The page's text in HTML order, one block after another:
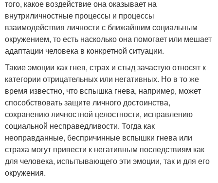
того, какое воздействие она оказывает на
внутриличностные процессы и процессы
взаимодействия личности с ближайшим социальным
окружением, то есть насколько она помогает или мешает
адаптации человека в конкретной ситуации.
Такие эмоции как гнев, страх и стыд зачастую относят к
категории отрицательных или негативных. Но в то же
время известно, что вспышка гнева, например, может
способствовать защите личного достоинства,
сохранению личностной целостности, исправлению
социальной несправедливости. Тогда как
неоправданные, беспричинные вспышки гнева или
страха могут привести к негативным последствиям как
для человека, испытывающего эти эмоции, так и для его
окружения.